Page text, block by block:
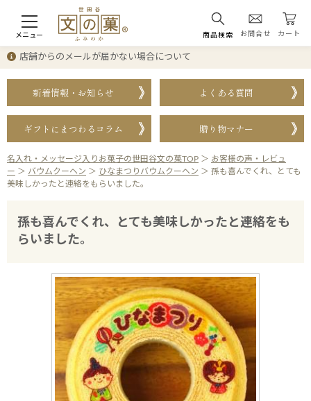
メニュー 商品検索 お問合せ カート
店舗からのメールが届かない場合について
新着情報・お知らせ よくある質問
ギフトにまつわるコラム 贈り物マナー
名入れ・メッセージ入りお菓子の世田谷文の菓TOP ＞ お客様の声・レビュ
ー ＞ バウムクーヘン ＞ ひなまつりバウムクーヘン ＞ 孫も喜んでくれ、とても
美味しかったと連絡をもらいました。
孫も喜んでくれ、とても美味しかったと連絡をも
らいました。